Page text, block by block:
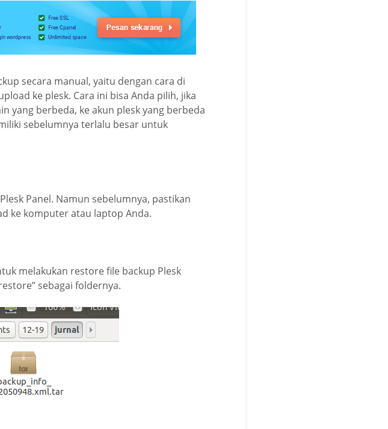
secara manual, yaitu dengan cara di
ke plesk. Cara ini bisa Anda pilih, jika
yang berbeda, ke akun plesk yang berbeda
sebelumnya terlalu besar untuk
Panel. Namun sebelumnya, pastikan
ke komputer atau laptop Anda.
melakukan restore file backup Plesk
sebagai foldernya.